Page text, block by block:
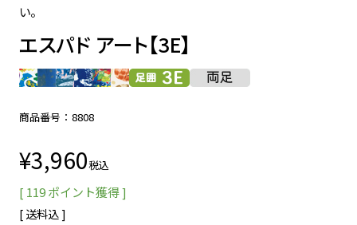
い。
エスパド アート【3E】
商品番号 8808
¥3,960税込
[ 119ポイント獲得 ]
送料込